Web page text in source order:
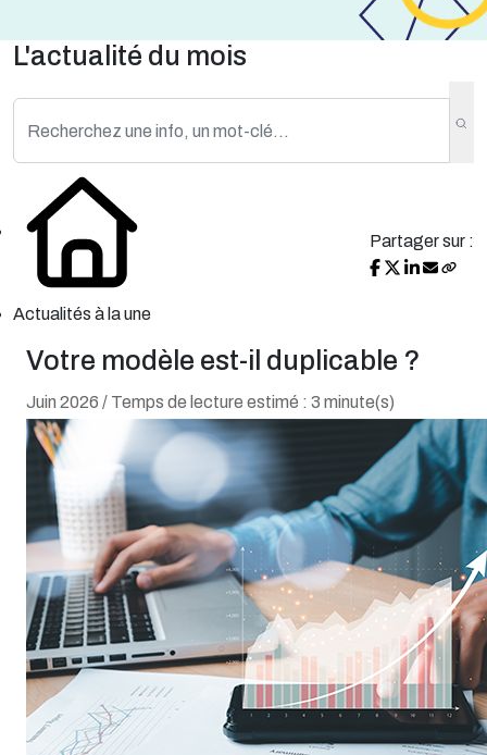
L'actualité du mois
Actualités à la une
Partager sur :
Votre modèle est-il duplicable ?
Juin 2026 / Temps de lecture estimé : 3 minute(s)